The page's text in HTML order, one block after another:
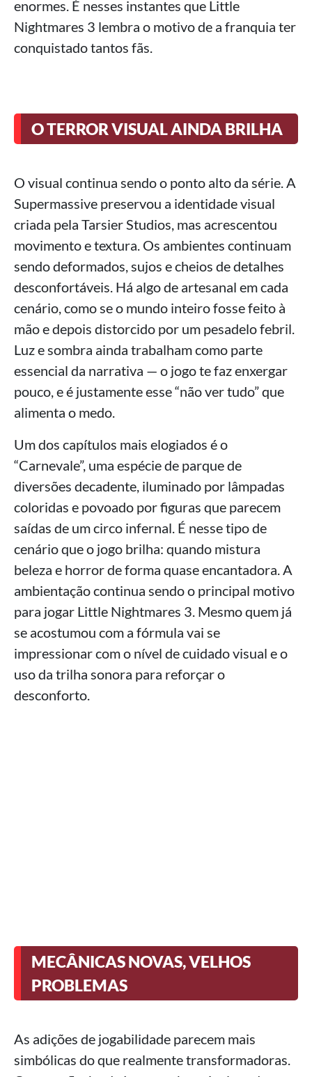
enormes. É nesses instantes que Little
Nightmares 3 lembra o motivo de a franquia ter
conquistado tantos fãs.
O TERROR VISUAL AINDA BRILHA
O visual continua sendo o ponto alto da série. A
Supermassive preservou a identidade visual
criada pela Tarsier Studios, mas acrescentou
movimento e textura. Os ambientes continuam
sendo deformados, sujos e cheios de detalhes
desconfortáveis. Há algo de artesanal em cada
cenário, como se o mundo inteiro fosse feito à
mão e depois distorcido por um pesadelo febril.
Luz e sombra ainda trabalham como parte
essencial da narrativa — o jogo te faz enxergar
pouco, e é justamente esse “não ver tudo” que
alimenta o medo.
Um dos capítulos mais elogiados é o
“Carnevale”, uma espécie de parque de
diversões decadente, iluminado por lâmpadas
coloridas e povoado por figuras que parecem
saídas de um circo infernal. É nesse tipo de
cenário que o jogo brilha: quando mistura
beleza e horror de forma quase encantadora. A
ambientação continua sendo o principal motivo
para jogar Little Nightmares 3. Mesmo quem já
se acostumou com a fórmula vai se
impressionar com o nível de cuidado visual e o
uso da trilha sonora para reforçar o
desconforto.
MECÂNICAS NOVAS, VELHOS
PROBLEMAS
As adições de jogabilidade parecem mais
simbólicas do que realmente transformadoras.